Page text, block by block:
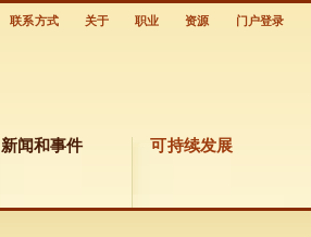
联系方式 关于 职业 资源 门户登录
新闻和事件 可持续发展